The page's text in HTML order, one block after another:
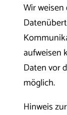
Wir
aufweisen
Daten vor
möglich.
Hinweis